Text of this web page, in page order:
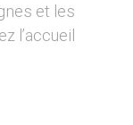
et les
l’accueil